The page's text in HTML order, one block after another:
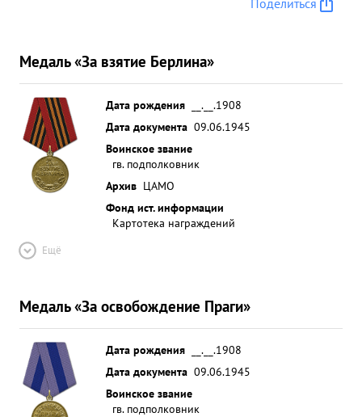
орудий ПТО 15 автомашин 26 до полка пехоты,
достоин ПРАВИТЕЛЬСТВЕННОЙ НАГРАДЕ
ОРДЕНА"КРАСНОГО ЗНАМЕНИ ...»
Поделиться
Медаль «За взятие Берлина»
Дата рождения
__.__.1908
Дата документа 09.06.1945
Воинское звание
гв. подполковник
Архив ЦАМО
Фонд ист. информации
Картотека награждений
Ещё
Медаль «За освобождение Праги»
Дата рождения
__.__.1908
Дата документа 09.06.1945
Воинское звание
гв. подполковник